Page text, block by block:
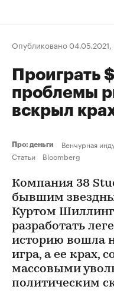
Опубликовано
Проиграть
проблемы
вскрыл
Про: деньги
Венчурная
Статьи
Bloomberg
Компания 38
бывшим
Куртом
разработать
историю вошла
игра, а ее крах,
массовыми
политическим